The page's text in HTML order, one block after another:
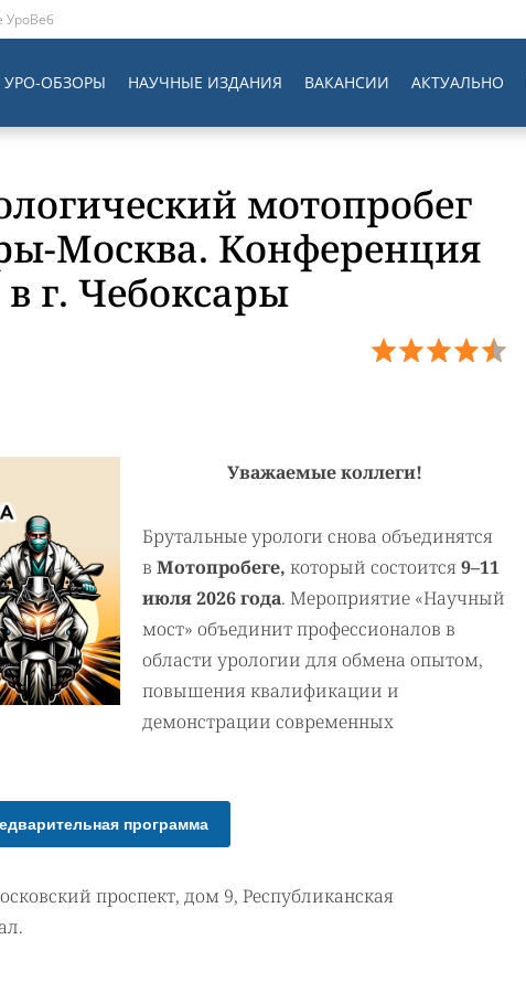
УроВеб
УРО-ОБЗОРЫ НАУЧНЫЕ ИЗДАНИЯ ВАКАНСИИ АКТУАЛЬНО
мотопробег
Москва. Конференция
г. Чебоксары
Уважаемые коллеги!
Брутальные урологи снова объединятся
в Мотопробеге, который состоится9–11
июля 2026 года. Мероприятие «Научный
мост» объединит профессионалов в
области урологии для обмена опытом,
повышения квалификации и
демонстрации современных
программа
проспект, дом 9, Республиканская